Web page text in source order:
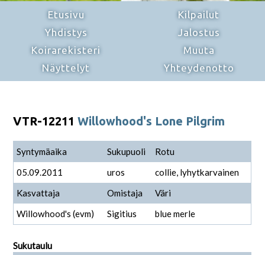
Etusivu
Yhdistys
Koirarekisteri
Näyttelyt
Kilpailut
Jalostus
Muuta
Yhteydenotto
VTR-12211Willowhood's Lone Pilgrim
Syntymäaika Sukupuoli
Rotu
05.09.2011
uros
collie, lyhytkarvainen
Kasvattaja
Omistaja
Väri
Willowhood's (evm)
Sigitius blue merle
Sukutaulu